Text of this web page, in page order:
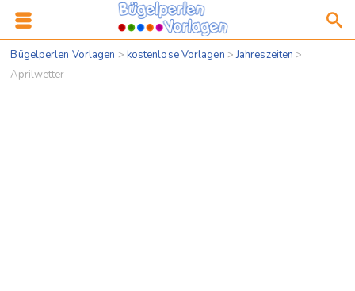
Bügelperlen Vorlagen > kostenlose Vorlagen >Jahreszeiten >
Aprilwetter